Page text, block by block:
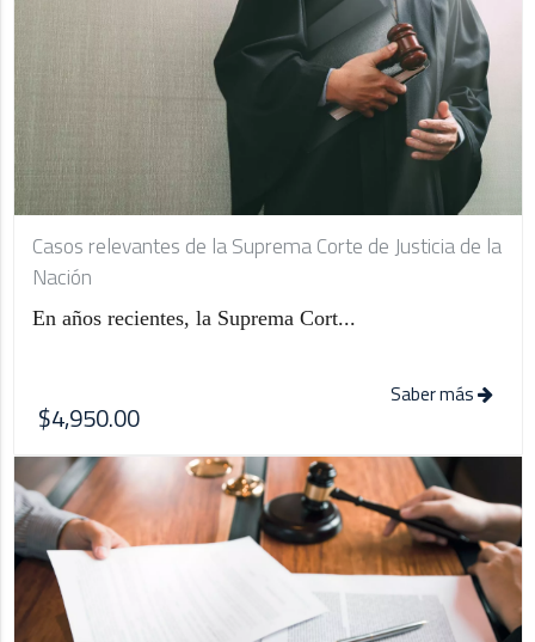
Casos relevantes de la Suprema Corte de Justicia de la
Nación
En años recientes, la Suprema Cort...
$4,950.00
Saber más